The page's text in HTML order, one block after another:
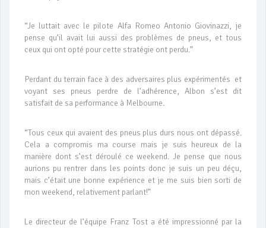
“Je luttait avec le pilote Alfa Romeo Antonio Giovinazzi, je
pense qu’il avait lui aussi des problèmes de pneus, et tous
ceux qui ont opté pour cette stratégie ont perdu.”
Perdant du terrain face à des adversaires plus expérimentés et
voyant ses pneus perdre de l’adhérence, Albon s’est dit
satisfait de sa performance à Melbourne.
“Tous ceux qui avaient des pneus plus durs nous ont dépassé.
Cela a compromis ma course mais je suis heureux de la
manière dont s’est déroulé ce weekend. Je pense que nous
aurions pu rentrer dans les points donc je suis un peu déçu,
mais c’était une bonne expérience et je me suis bien sorti de
mon weekend, relativement parlant!”
Le directeur de l’équipe Franz Tost a été impressionné par la